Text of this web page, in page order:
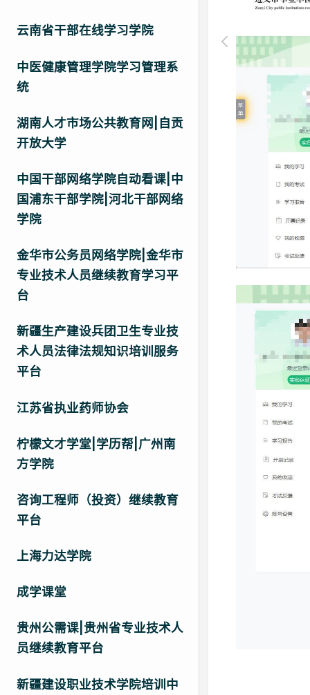
云南省干部在线学习学院
中医健康管理学院学习管理系
统
湖南人才市场公共教育网|自贡
开放大学
中国干部网络学院自动看课|中
国浦东干部学院|河北干部网络
学院
金华市公务员网络学院|金华市
专业技术人员继续教育学习平
台
新疆生产建设兵团卫生专业技
术人员法律法规知识培训服务
平台
江苏省执业药师协会
柠檬文才学堂|学历帮|广州南
方学院
咨询工程师（投资）继续教育
平台
上海力达学院
成学课堂
贵州公需课|贵州省专业技术人
员继续教育平台
新疆建设职业技术学院培训中